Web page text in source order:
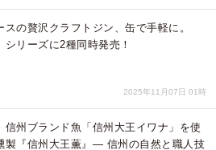
スの贅沢クラフトジン、缶で手軽に。
シリーズに2種同時発売！
2025年11月07日 01時
信州ブランド魚「信州大王イワナ」を使
製『信州大王薫』― 信州の自然と職人技